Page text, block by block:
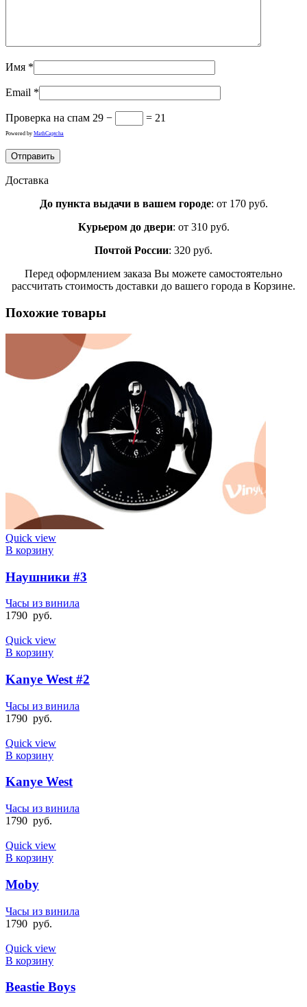
Имя *
Email *
Проверка на спам 29 − = 21
Powered by MathCaptcha
Доставка
До пункта выдачи в вашем городе: от 170 руб.
Курьером до двери: от 310 руб.
Почтой России: 320 руб.
Перед оформлением заказа Вы можете самостоятельно
рассчитать стоимость доставки до вашего города в Корзине.
Похожие товары
Quick view
В корзину
Наушники #3
Часы из винила
1790 руб.
Quick view
В корзину
Kanye West #2
Часы из винила
1790 руб.
Quick view
В корзину
Kanye West
Часы из винила
1790 руб.
Quick view
В корзину
Moby
Часы из винила
1790 руб.
Quick view
В корзину
Beastie Boys